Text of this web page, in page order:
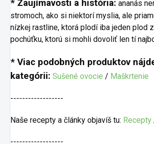
* Zaujímavosti a história: ananás
stromoch, ako si niektorí myslia, ale
nízkej rastline, ktorá plodí iba jeden plod
pochúťku, ktorú si mohli dovoliť len tí
* Viac podobných produktov
kategórii: Sušené ovocie / Maškrtenie
------------------
Naše recepty a články objavíš tu: Recepty
------------------